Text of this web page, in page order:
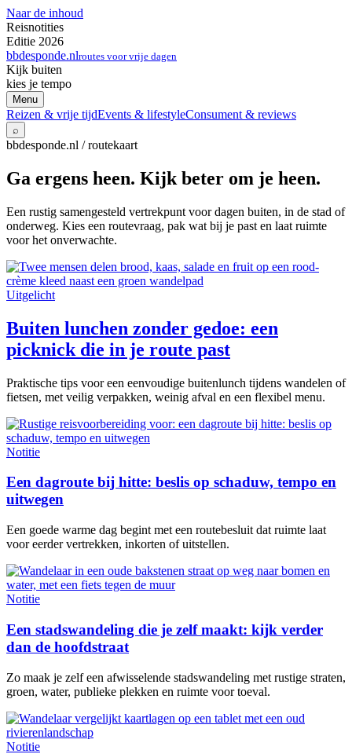
Naar de inhoud
Reisnotities
Editie 2026
bbdesponde.nlroutes voor vrije dagen
Kijk buiten
kies je tempo
Menu
Reizen & vrije tijdEvents & lifestyleConsument & reviews
⌕
bbdesponde.nl / routekaart
Ga ergens heen. Kijk beter om je heen.
Een rustig samengesteld vertrekpunt voor dagen buiten, in de stad of
onderweg. Kies een routevraag, pak wat bij je past en laat ruimte
voor het onverwachte.
Uitgelicht
Buiten lunchen zonder gedoe: een
picknick die in je route past
Praktische tips voor een eenvoudige buitenlunch tijdens wandelen of
fietsen, met veilig verpakken, weinig afval en een flexibel menu.
Notitie
Een dagroute bij hitte: beslis op schaduw, tempo en
uitwegen
Een goede warme dag begint met een routebesluit dat ruimte laat
voor eerder vertrekken, inkorten of uitstellen.
Notitie
Een stadswandeling die je zelf maakt: kijk verder
dan de hoofdstraat
Zo maak je zelf een afwisselende stadswandeling met rustige straten,
groen, water, publieke plekken en ruimte voor toeval.
Notitie